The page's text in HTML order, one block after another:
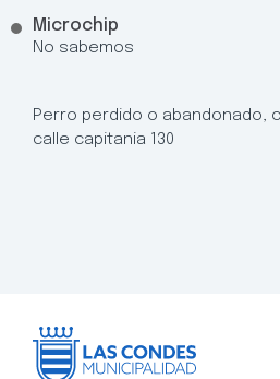
Microchip
No sabemos
Perro perdido o abandonado,
calle capitania 130